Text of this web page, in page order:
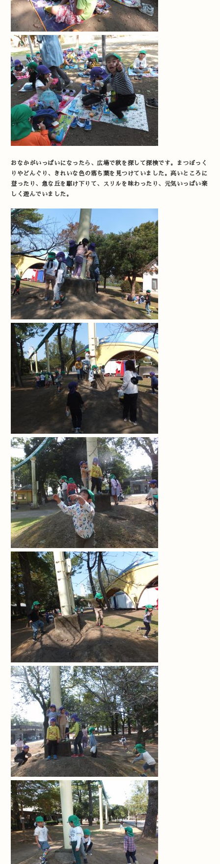
おなかがいっぱいになったら、広場で秋を探して探検です。まつぼっく
りやどんぐり、きれいな色の落ち葉を見つけていました。高いところに
登ったり、急な丘を駆け下りて、スリルを味わったり、元気いっぱい楽
しく遊んでいました。